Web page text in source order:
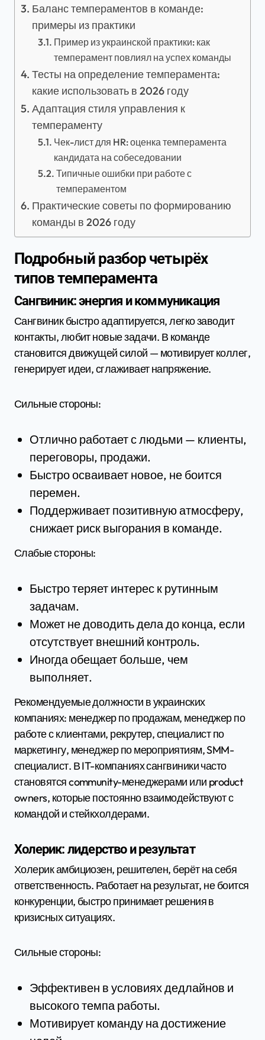
Баланс темпераментов в команде:
примеры из практики
Пример из украинской практики: как
темперамент повлиял на успех команды
Тесты на определение темперамента:
какие использовать в 2026 году
Адаптация стиля управления к
темпераменту
Чек-лист для HR: оценка темперамента
кандидата на собеседовании
Типичные ошибки при работе с
темпераментом
Практические советы по формированию
команды в 2026 году
Подробный разбор четырёх
типов темперамента
Сангвиник: энергия и коммуникация
Сангвиник быстро адаптируется, легко заводит
контакты, любит новые задачи. В команде
становится движущей силой — мотивирует коллег,
генерирует идеи, сглаживает напряжение.
Сильные стороны:
Отлично работает с людьми — клиенты,
переговоры, продажи.
Быстро осваивает новое, не боится
перемен.
Поддерживает позитивную атмосферу,
снижает риск выгорания в команде.
Слабые стороны:
Быстро теряет интерес к рутинным
задачам.
Может не доводить дела до конца, если
отсутствует внешний контроль.
Иногда обещает больше, чем
выполняет.
Рекомендуемые должности в украинских
компаниях: менеджер по продажам, менеджер по
работе с клиентами, рекрутер, специалист по
маркетингу, менеджер по мероприятиям, SMM-
специалист. В IT-компаниях сангвиники часто
становятся community-менеджерами или product
owners, которые постоянно взаимодействуют с
командой и стейкхолдерами.
Холерик: лидерство и результат
Холерик амбициозен, решителен, берёт на себя
ответственность. Работает на результат, не боится
конкуренции, быстро принимает решения в
кризисных ситуациях.
Сильные стороны:
Эффективен в условиях дедлайнов и
высокого темпа работы.
Мотивирует команду на достижение